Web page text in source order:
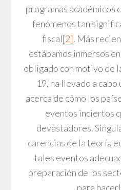
programas académicos
fenómenos tan
fiscal[2]. Más
estábamos inmersos
obligado con motivo de
19, ha llevado a
acerca de cómo los
eventos inciertos
devastadores.
carencias de la teoría
tales eventos
preparación de los
para